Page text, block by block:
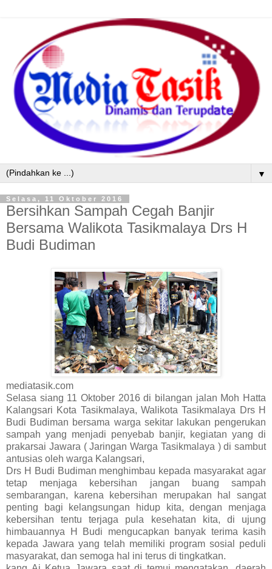
▼
Selasa, 11 Oktober 2016
Bersihkan Sampah Cegah Banjir
Bersama Walikota Tasikmalaya Drs H
Budi Budiman
mediatasik.com
Selasa siang 11 Oktober 2016 di bilangan jalan Moh Hatta
Kalangsari Kota Tasikmalaya, Walikota Tasikmalaya Drs H
Budi Budiman bersama warga sekitar lakukan pengerukan
sampah yang menjadi penyebab banjir, kegiatan yang di
prakarsai Jawara ( Jaringan Warga Tasikmalaya ) di sambut
antusias oleh warga Kalangsari,
Drs H Budi Budiman menghimbau kepada masyarakat agar
tetap menjaga kebersihan jangan buang sampah
sembarangan, karena kebersihan merupakan hal sangat
penting bagi kelangsungan hidup kita, dengan menjaga
kebersihan tentu terjaga pula kesehatan kita, di ujung
himbauannya H Budi mengucapkan banyak terima kasih
kepada Jawara yang telah memiliki program sosial peduli
masyarakat, dan semoga hal ini terus di tingkatkan.